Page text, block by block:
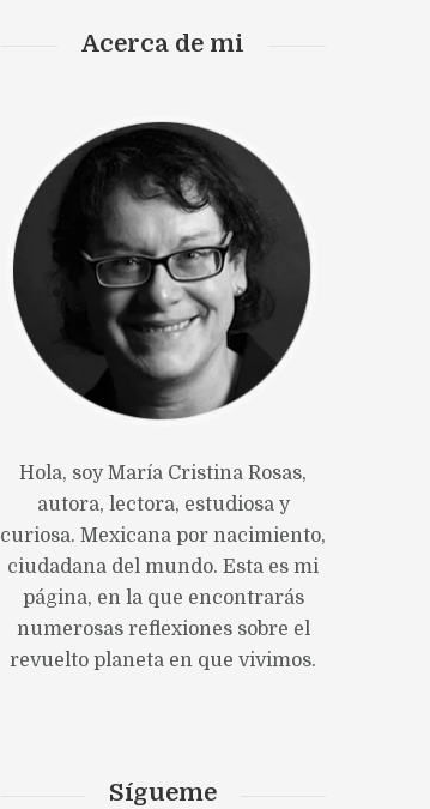
Acerca de mi
Hola, soy María Cristina Rosas,
autora, lectora, estudiosa y
curiosa. Mexicana por nacimiento,
ciudadana del mundo. Esta es mi
página, en la que encontrarás
numerosas reflexiones sobre el
revuelto planeta en que vivimos.
Sígueme